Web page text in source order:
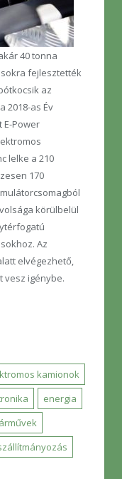
40 tonna
fejlesztették
az
2018-as Év
E-Power
lelke a 210
170
körülbelül
Az
elvégezhető,
vesz igénybe.
kamionok
energia